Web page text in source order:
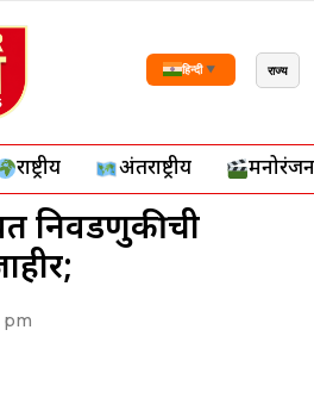
हिन्दी ▼ राज्य
राष्ट्रीय अंतर्राष्ट्रीय मनोरंजन
निवडणुकीची
pm